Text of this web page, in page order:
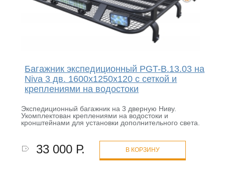
Багажник экспедиционный PGT-B.13.03 на
Niva 3 дв. 1600х1250х120 с сеткой и
креплениями на водостоки
Экспедиционный багажник на 3 дверную Ниву.
Укомплектован креплениями на водостоки и
кронштейнами для установки дополнительного света.
33 000 Р. В КОРЗИНУ